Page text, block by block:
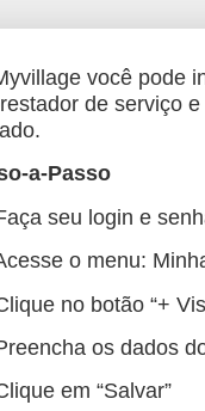
você pode
de serviço
a-Passo
seu login e
o menu:
no botão “+
os dados
em “Salvar”